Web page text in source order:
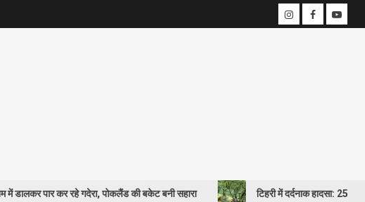
गदेरा, पोकलैंड की बकेट बनी सहारा टिहरी में दर्दनाक हादसा: 250 मीटर गहरी खाई में